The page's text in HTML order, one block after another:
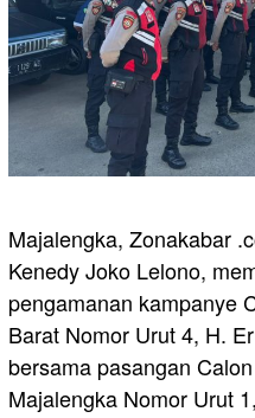
Majalengka, Zonakabar
Kenedy Joko Lelono,
pengamanan kampanye
Barat Nomor Urut 4, H.
bersama pasangan
Majalengka Nomor Urut